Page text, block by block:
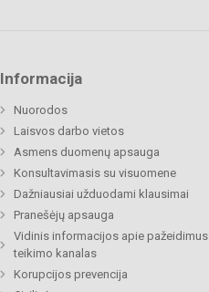
Informacija
Nuorodos
Laisvos darbo vietos
Asmens duomenų apsauga
Konsultavimasis su visuomene
Dažniausiai užduodami klausimai
Pranešėjų apsauga
Vidinis informacijos apie pažeidimus
teikimo kanalas
Korupcijos prevencija